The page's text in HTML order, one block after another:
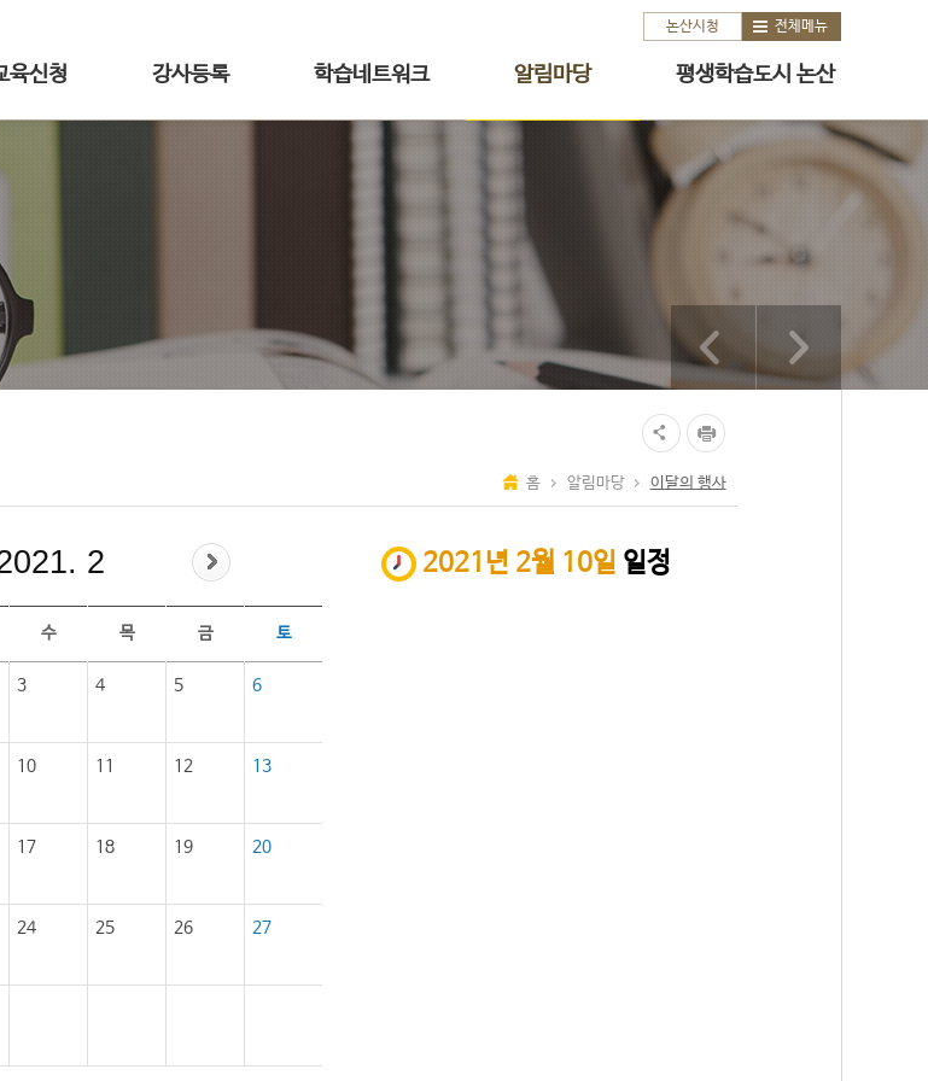
논산시청 전체메뉴
육신청 강사등록 학습네트워크 알림마당 평생학습도시 논산
홈 알림마당 이달의 행사
2
수 목 금 토
3 4 5 6
10 11 12 13
17 18 19 20
24 25 26 27
2021년 2월 10일 일정